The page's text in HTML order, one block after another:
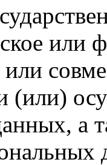
или
или
(или)
а